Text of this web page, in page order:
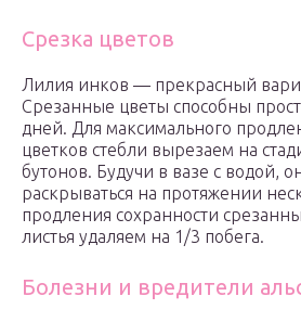
Срезка цветов
Лилия инков — прекрасный
Срезанные цветы способны
дней. Для максимального
цветков стебли вырезаем на
бутонов. Будучи в вазе с водой,
раскрываться на протяжении
продления сохранности
листья удаляем на 1/3 побега.
Болезни и вредители